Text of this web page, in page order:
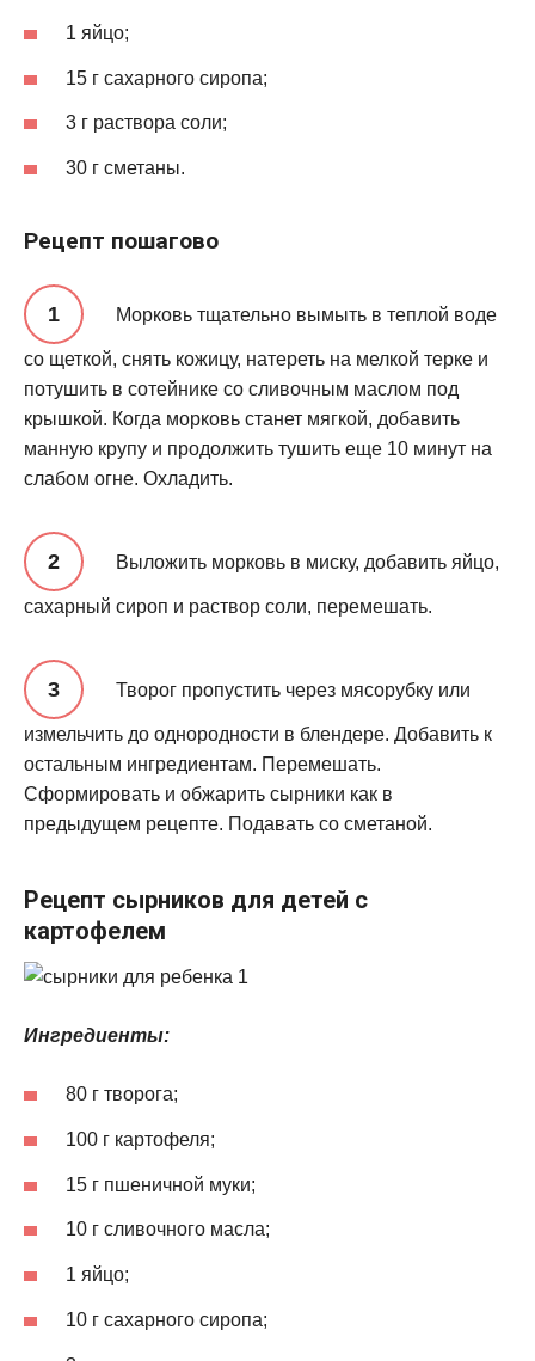
1 яйцо;
15 г сахарного сиропа;
3 г раствора соли;
30 г сметаны.
Рецепт пошагово
Морковь тщательно вымыть в теплой воде
со щеткой, снять кожицу, натереть на мелкой терке и
потушить в сотейнике со сливочным маслом под
крышкой. Когда морковь станет мягкой, добавить
манную крупу и продолжить тушить еще 10 минут на
слабом огне. Охладить.
Выложить морковь в миску, добавить яйцо,
сахарный сироп и раствор соли, перемешать.
Творог пропустить через мясорубку или
измельчить до однородности в блендере. Добавить к
остальным ингредиентам. Перемешать.
Сформировать и обжарить сырники как в
предыдущем рецепте. Подавать со сметаной.
Рецепт сырников для детей с
картофелем
Ингредиенты:
80 г творога;
100 г картофеля;
15 г пшеничной муки;
10 г сливочного масла;
1 яйцо;
10 г сахарного сиропа;